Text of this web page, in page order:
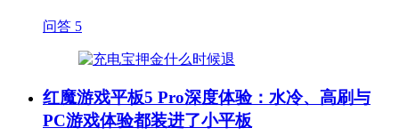
问答 5
红魔游戏平板5 Pro深度体验：水冷、高刷与
PC游戏体验都装进了小平板